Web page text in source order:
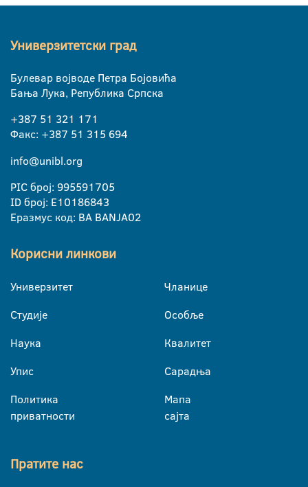
Универзитетски град
Булевар војводе Петра Бојовића
Бања Лука, Република Српска
+387 51 321 171
Факс: +387 51 315 694
info@unibl.org
PIC број: 995591705
ID број: E10186843
Еразмус код: BA BANJA02
Корисни линкови
Универзитет
Студије
Наука
Упис
Политика
приватности
Чланице
Особље
Квалитет
Сарадња
Мапа
сајта
Пратите нас